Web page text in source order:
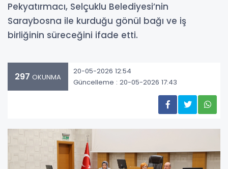
Pekyatırmacı, Selçuklu Belediyesi’nin
Saraybosna ile kurduğu gönül bağı ve iş
birliğinin süreceğini ifade etti.
297 OKUNMA
20-05-2026 12:54
Güncelleme : 20-05-2026 17:43